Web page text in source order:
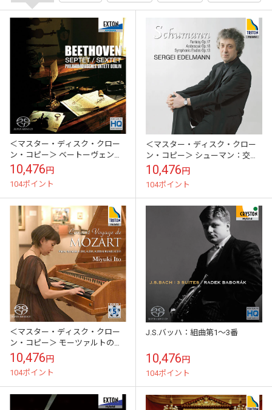
＜マスター・ディスク・クロー
ン・コピー＞ ベートーヴェン：
七重奏曲、六重奏曲
10,476円
104ポイント
＜マスター・ディスク・クロー
ン・コピー＞ シューマン：交響
的練習曲、幻想曲、アラベスク
10,476円
104ポイント
＜マスター・ディスク・クロー
ン・コピー＞ モーツァルトの旅
路：ピアノ・ソナタ集
10,476円
104ポイント
J.S.バッハ：組曲第1～3番
10,476円
104ポイント